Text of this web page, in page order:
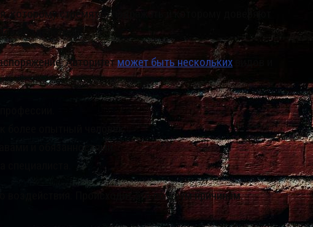
которому стремятся подражать и которому доверяют
воздействие.
Авторитетможет быть нескольких
более опытный человек.
и обязанностями.
воздействия. Происходит это по двум причинам.